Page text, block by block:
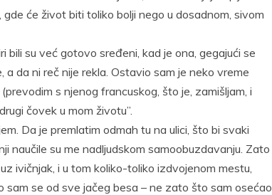
će život biti toliko bolji nego u dosadnom, sivom
bili su već gotovo sređeni, kad je ona, gegajući se
da ni reč nije rekla. Ostavio sam je neko vreme
s njenog francuskog, što je, zamišljam, i
čovek u mom životu”.
Da je premlatim odmah tu na ulici, što bi svaki
naučile su me nadljudskom samoobuzdavanju. Zato
ivičnjak, i u tom koliko-toliko izdvojenom mestu,
sam se od sve jačeg besa – ne zato što sam osećao